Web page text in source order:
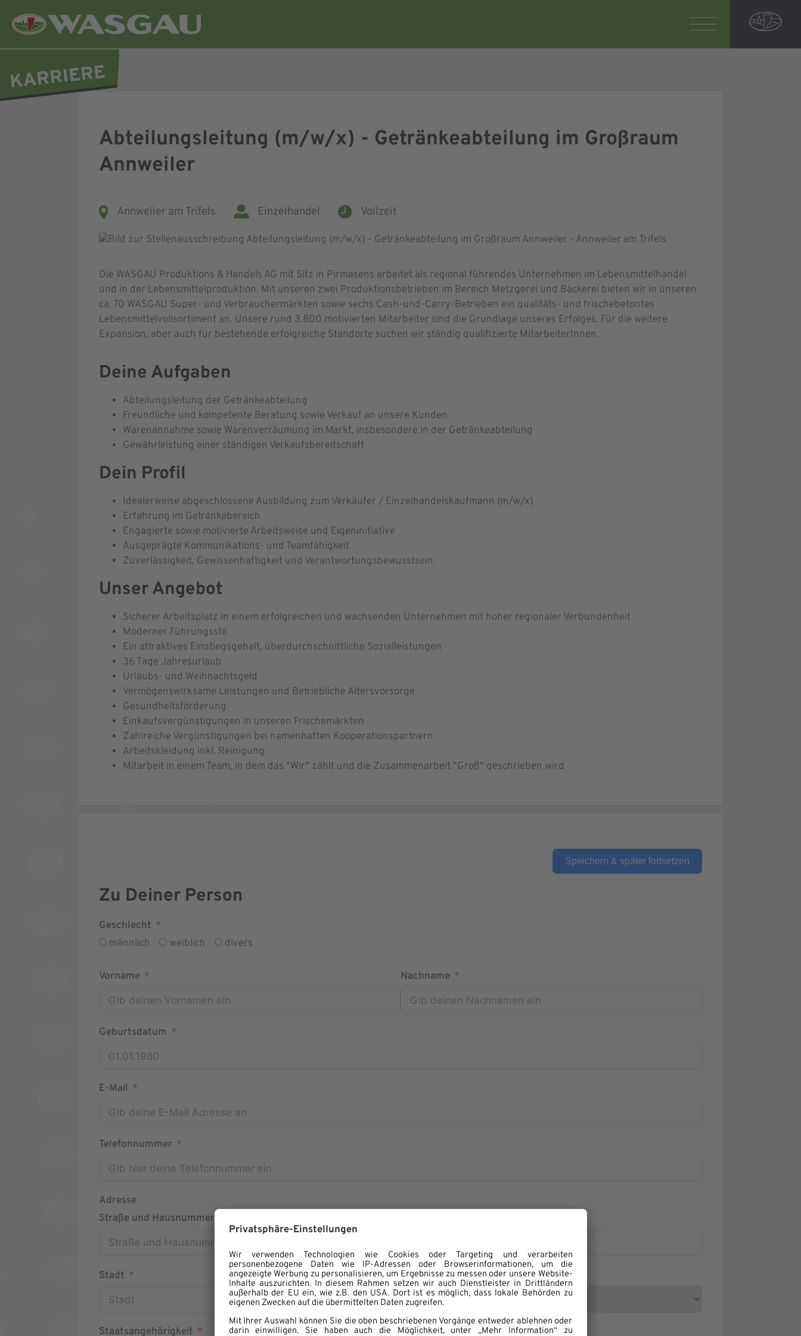
Abteilungsleitung (m/w/x) - Getränkeabteilung im Großraum
Annweiler
Annweiler am Trifels Einzelhandel Vollzeit
Die WASGAU Produktions & Handels AG mit Sitz in Pirmasens arbeitet als regional führendes Unternehmen im Lebensmittelhandel
und in der Lebensmittelproduktion. Mit unseren zwei Produktionsbetrieben im Bereich Metzgerei und Bäckerei bieten wir in unseren
ca. 70 WASGAU Super- und Verbrauchermärkten sowie sechs Cash-und-Carry-Betrieben ein qualitäts- und frischebetontes
Lebensmittelvollsortiment an. Unsere rund 3.800 motivierten Mitarbeiter sind die Grundlage unseres Erfolges. Für die weitere
Expansion, aber auch für bestehende erfolgreiche Standorte suchen wir ständig qualifizierte MitarbeiterInnen.
Deine Aufgaben
Abteilungsleitung der Getränkeabteilung
Freundliche und kompetente Beratung sowie Verkauf an unsere Kunden
Warenannahme sowie Warenverräumung im Markt, insbesondere in der Getränkeabteilung
Gewährleistung einer ständigen Verkaufsbereitschaft
Dein Profil
Idealerweise abgeschlossene Ausbildung zum Verkäufer / Einzelhandelskaufmann (m/w/x)
Erfahrung im Getränkebereich
Engagierte sowie motivierte Arbeitsweise und Eigeninitiative
Ausgeprägte Kommunikations- und Teamfähigkeit
Zuverlässigkeit, Gewissenhaftigkeit und Verantwortungsbewusstsein
Unser Angebot
Sicherer Arbeitsplatz in einem erfolgreichen und wachsenden Unternehmen mit hoher regionaler Verbundenheit
Moderner Führungsstil
Ein attraktives Einstiegsgehalt, überdurchschnittliche Sozialleistungen
36 Tage Jahresurlaub
Urlaubs- und Weihnachtsgeld
Vermögenswirksame Leistungen und Betriebliche Altersvorsorge
Gesundheitsförderung
Einkaufsvergünstigungen in unseren Frischemärkten
Zahlreiche Vergünstigungen bei namenhaften Kooperationspartnern
Arbeitskleidung inkl. Reinigung
Mitarbeit in einem Team, in dem das "Wir" zählt und die Zusammenarbeit "Groß" geschrieben wird
Speichern & später fortsetzen
Zu Deiner Person
Geschlecht
männlich
weiblich divers
Vorname Nachname
Geburtsdatum
E-Mail
Telefonnummer
Adresse
Straße und Hausnummer
Stadt Land
Staatsangehörigkeit